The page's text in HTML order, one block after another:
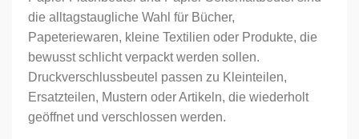
die alltagstaugliche Wahl für Bücher,
Papeteriewaren, kleine Textilien oder Produkte, die
bewusst schlicht verpackt werden sollen.
Druckverschlussbeutel passen zu Kleinteilen,
Ersatzteilen, Mustern oder Artikeln, die wiederholt
geöffnet und verschlossen werden.